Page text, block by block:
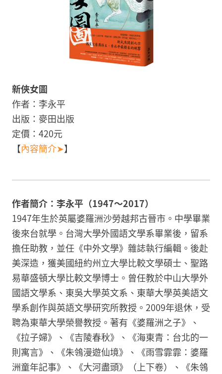
新俠女圖
作者：李永平
出版：麥田出版
定價：420元
【內容簡介➤】
作者簡介：李永平（1947～2017）
1947年生於英屬婆羅洲沙勞越邦古晉市。中學畢業
後來台就學。台灣大學外國語文學系畢業後，留系
擔任助教，並任《中外文學》雜誌執行編輯。後赴
美深造，獲美國紐約州立大學比較文學碩士、聖路
易華盛頓大學比較文學博士。曾任教於中山大學外
國語文學系、東吳大學英文系、東華大學英美語文
學系創作與英語文學研究所教授。2009年退休，受
聘為東華大學榮譽教授。著有《婆羅洲之子》、
《拉子婦》、《吉陵春秋》、《海東青：台北的一
則寓言》、《朱鴒漫遊仙境》、《雨雪霏霏：婆羅
洲童年記事》、《大河盡頭》（上下卷）、《朱鴒